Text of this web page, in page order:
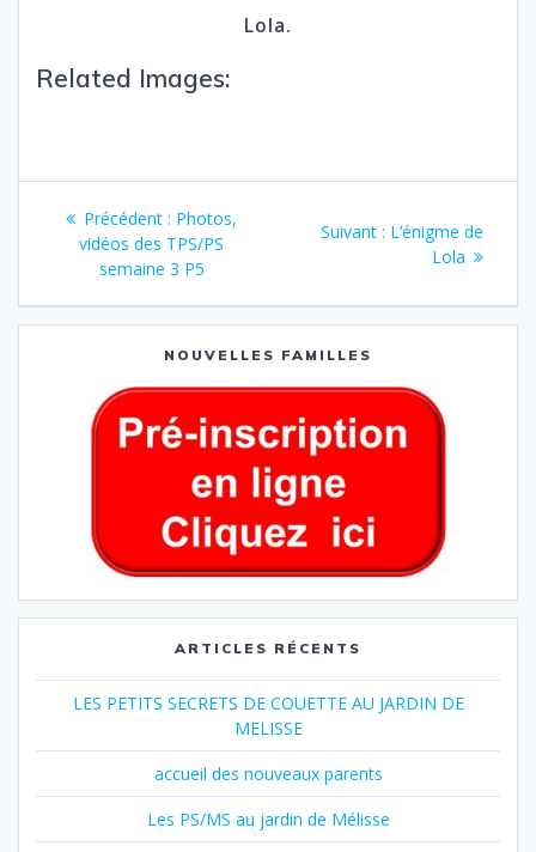
Lola.
Related Images:
Précédent : Photos,
vidéos des TPS/PS
semaine 3 P5
Suivant : L’énigme de
Lola
NOUVELLES FAMILLES
ARTICLES RÉCENTS
LES PETITS SECRETS DE COUETTE AU JARDIN DE
MELISSE
accueil des nouveaux parents
Les PS/MS au jardin de Mélisse